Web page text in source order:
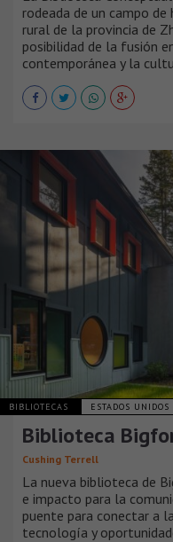
rodeada de un campo
rural de la provincia de
posibilidad de la fusión
contemporánea y la
BIBLIOTECAS ESTADOS UNIDOS
Biblioteca
Cushing Terrell
La nueva biblioteca de
e impacto para la
puente para conectar a
tecnología y